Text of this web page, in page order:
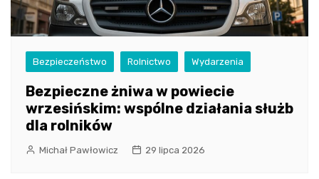
Bezpieczeństwo Rolnictwo Wydarzenia
Bezpieczne żniwa w powiecie
wrzesińskim: wspólne działania służb
dla rolników
Michał Pawłowicz 29 lipca 2026